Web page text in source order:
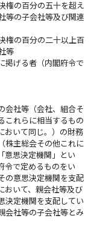
権の百分の五十を超え
等の子会社等及び関連
権の百分の二十以上百
等
掲げる者（内閣府令で
会社等（会社、組合そ
これらに相当するもの
おいて同じ。）の財務
株主総会その他これに
意思決定機関」とい
令で定めるものをい
の意思決定機関を支配
おいて、親会社等及び
決定機関を支配してい
会社等の子会社等とみ